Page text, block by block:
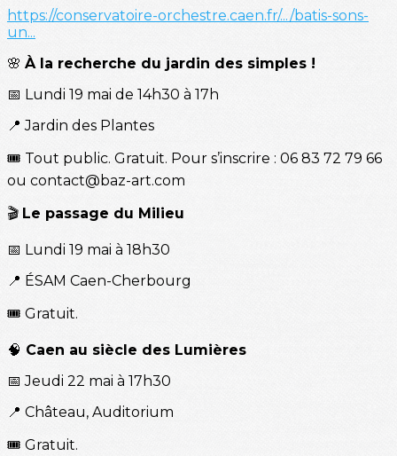
https://conservatoire-orchestre.caen.fr/.../batis-sons-
un...
🌸 À la recherche du jardin des simples !
📅 Lundi 19 mai de 14h30 à 17h
📍 Jardin des Plantes
🎟️ Tout public. Gratuit. Pour s’inscrire : 06 83 72 79 66
ou contact@baz-art.com
🎬 Le passage du Milieu
📅 Lundi 19 mai à 18h30
📍 ÉSAM Caen-Cherbourg
🎟️ Gratuit.
🧠 Caen au siècle des Lumières
📅 Jeudi 22 mai à 17h30
📍 Château, Auditorium
🎟️ Gratuit.